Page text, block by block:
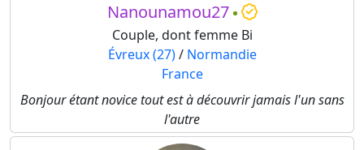
Nanounamou27
Couple, dont femme Bi
Évreux (27)/ Normandie
France
Bonjour étant novice tout est à découvrir jamais l'un sans
l'autre